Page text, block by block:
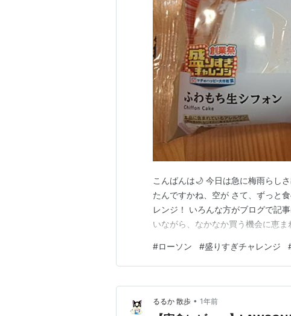
こんばんは🌙 今日は急に梅雨らし
たんですかね、空が さて、ずっと
レンジ！ いろんな方がブログで記
いながら、なかなか買う機会に恵
#ローソン #盛りすぎチャレンジ
るるか 散歩 • 1年前